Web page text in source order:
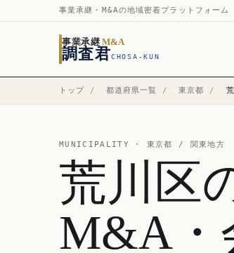
事業承継・M&Aの地域密着プラットフォーム
事業承継 M&A
調査君CHOSA-KUN
トップ / 都道府県一覧 / 東京都 /
MUNICIPALITY · 東京都 / 関東地方
荒川区
M&A・